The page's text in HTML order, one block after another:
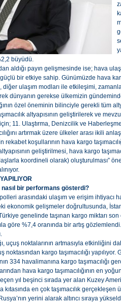
büyüdü.
aldığı payın gelişmesinde ise; hava
bir etkiye sahip. Günümüzde hava
diğer ulaşım modları ile etkileşimi,
dünyanın gerekse ülkemizin
özel öneminin bilinciyle gerekli tüm
altyapısının geliştirilerek ve
11. Ulaştırma, Denizcilik ve
artırmak üzere ülkeler arası ikili
koşullarının hava kargo
geliştirilmesi, hava kargo
koordineli olarak) oluşturulması”
bir performans gösterdi?
arasındaki ulaşım ve erişim ihtiyacı
ekonomik gelişmeler doğrultusunda,
genelinde taşınan kargo miktarı son
göre %7,4 oranında bir artış
uçuş noktalarının artmasıyla etkinliğini
noktasından kargo taşımacılığı
334 havalimanına kargo taşımacılığı
hava kargo taşımacılığının en
yıl beşinci sırada yer alan Kuzey
en çok taşımacılık gerçekleşen
yerini alarak altıncı sıraya